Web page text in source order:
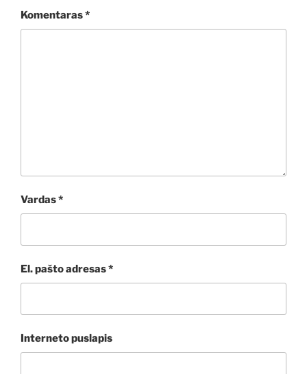
Komentaras*
Vardas*
El. pašto adresas*
Interneto puslapis